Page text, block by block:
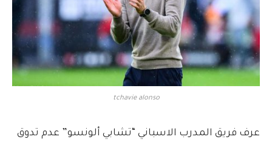
tchavie alonso
عرف فريق المدرب الاسباني “تشابي ألونسو” عدم تدوق